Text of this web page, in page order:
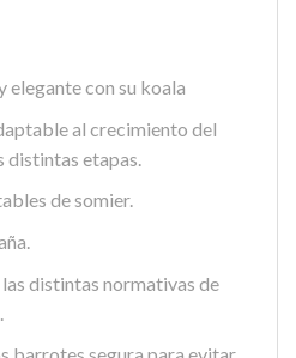
con su koala
al crecimiento del
distintas etapas.
de somier.
distintas normativas de